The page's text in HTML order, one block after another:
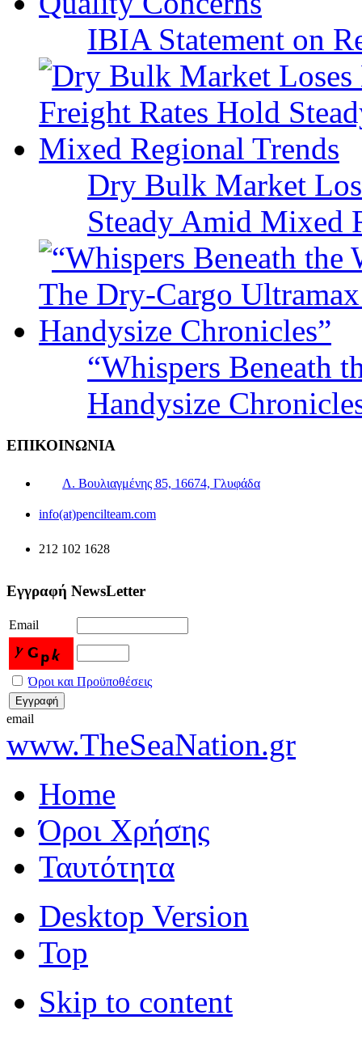
IBIA Statement on
Dry Bulk Market
Steady Amid Mixed
“Whispers Beneath
Handysize
ΕΠΙΚΟΙΝΩΝΙΑ
Λ. Βουλιαγμένης 85, 16674, Γλυφάδα
info(at)pencilteam.com
212 102 1628
Εγγραφή NewsLetter
Email
Όροι και Προϋποθέσεις
email
www.TheSeaNation.gr
Home
Όροι Χρήσης
Ταυτότητα
Desktop Version
Top
Skip to content